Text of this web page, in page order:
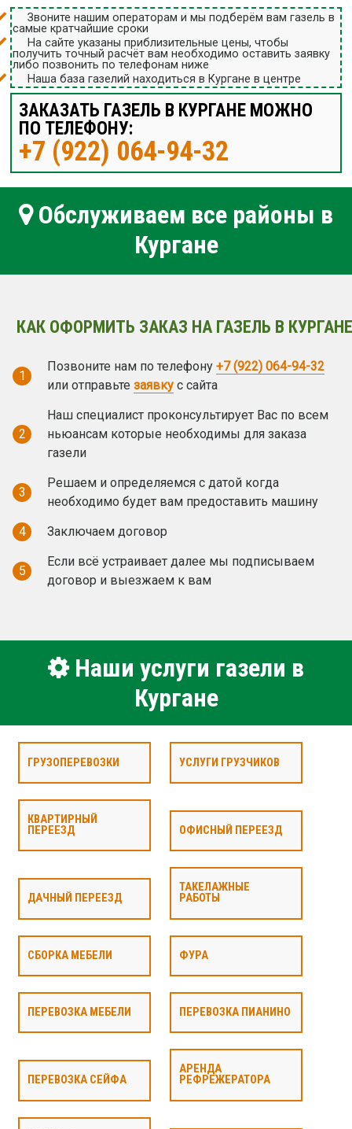
Звоните нашим операторам и мы подберём вам газель в
самые кратчайшие сроки
На сайте указаны приблизительные цены, чтобы
получить точный расчёт вам необходимо оставить заявку
либо позвонить по телефонам ниже
Наша база газелий находиться в Кургане в центре
ЗАКАЗАТЬ ГАЗЕЛЬ В КУРГАНЕ МОЖНО
ПО ТЕЛЕФОНУ:
+7 (922) 064-94-32
Обслуживаем все районы в
Кургане
КАК ОФОРМИТЬ ЗАКАЗ НА ГАЗЕЛЬ В
1
Позвоните нам по телефону +7 (922) 064-94-32
или отправьте заявку с сайта
2
Наш специалист проконсультирует Вас по всем
ньюансам которые необходимы для заказа
газели
3
Решаем и определяемся с датой когда
необходимо будет вам предоставить машину
4
Заключаем договор
5
Если всё устраивает далее мы подписываем
договор и выезжаем к вам
Наши услуги газели в
Кургане
ГРУЗОПЕРЕВОЗКИ УСЛУГИ ГРУЗЧИКОВ
КВАРТИРНЫЙ
ПЕРЕЕЗД
ОФИСНЫЙ ПЕРЕЕЗД
ДАЧНЫЙ ПЕРЕЕЗД
ТАКЕЛАЖНЫЕ
РАБОТЫ
СБОРКА МЕБЕЛИ ФУРА
ПЕРЕВОЗКА МЕБЕЛИ ПЕРЕВОЗКА ПИАНИНО
ПЕРЕВОЗКА СЕЙФА
АРЕНДА
РЕФРЕЖЕРАТОРА